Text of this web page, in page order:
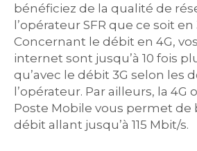
bénéficiez de la qualité de
l’opérateur SFR que ce soit en
Concernant le débit en 4G,
internet sont jusqu’à 10 fois
qu’avec le débit 3G selon les
l’opérateur. Par ailleurs, la 4G
Poste Mobile vous permet de
débit allant jusqu’à 115 Mbit/s.